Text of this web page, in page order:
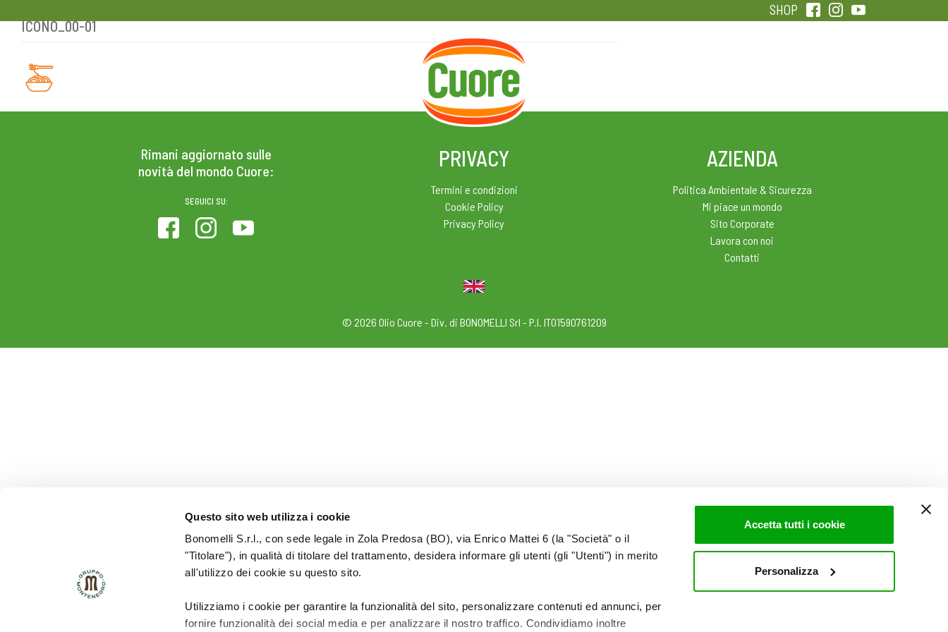
Questo sito web utilizza i cookie
Bonomelli S.r.l., con sede legale in Zola Predosa (BO), via Enrico Mattei 6 (la "Società" o il
"Titolare"), in qualità di titolare del trattamento, desidera informare gli utenti (gli "Utenti") in merito
all'utilizzo dei cookie su questo sito.
Utilizziamo i cookie per garantire la funzionalità del sito, personalizzare contenuti ed annunci, per
fornire funzionalità dei social media e per analizzare il nostro traffico. Condividiamo inoltre
Accetta tutti i cookie
Personalizza
Skip
SHOP
HOME
ICONO_00-01
Rimani aggiornato sulle
novità del mondo Cuore:
SEGUICI SU:
PRIVACY
Termini e condizioni
Cookie Policy
Privacy Policy
AZIENDA
Politica Ambientale & Sicurezza
Mi piace un mondo
Sito Corporate
Lavora con noi
Contatti
© 2026 Olio Cuore - Div. di BONOMELLI Srl - P.I. IT01590761209